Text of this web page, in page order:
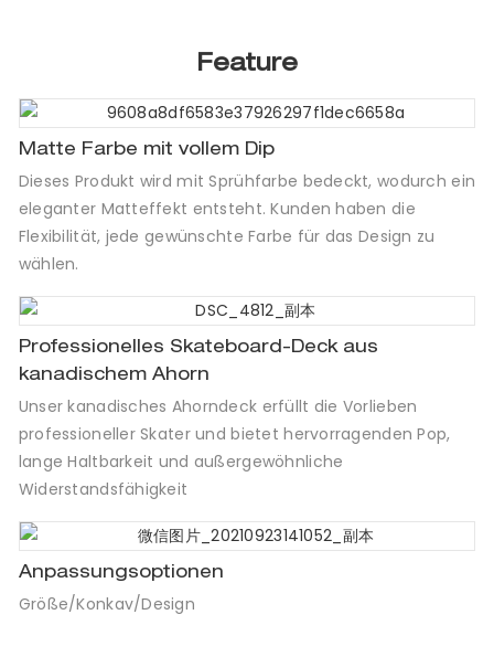
Feature
Matte Farbe mit vollem Dip
Dieses Produkt wird mit Sprühfarbe bedeckt, wodurch ein
eleganter Matteffekt entsteht. Kunden haben die
Flexibilität, jede gewünschte Farbe für das Design zu
wählen.
Professionelles Skateboard-Deck aus
kanadischem Ahorn
Unser kanadisches Ahorndeck erfüllt die Vorlieben
professioneller Skater und bietet hervorragenden Pop,
lange Haltbarkeit und außergewöhnliche
Widerstandsfähigkeit
Anpassungsoptionen
Größe/Konkav/Design